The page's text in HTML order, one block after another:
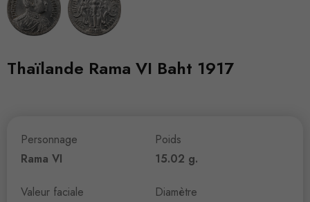
Thaïlande Rama VI Baht 1917
Personnage
Rama VI
Valeur faciale
Poids
15.02 g.
Diamètre